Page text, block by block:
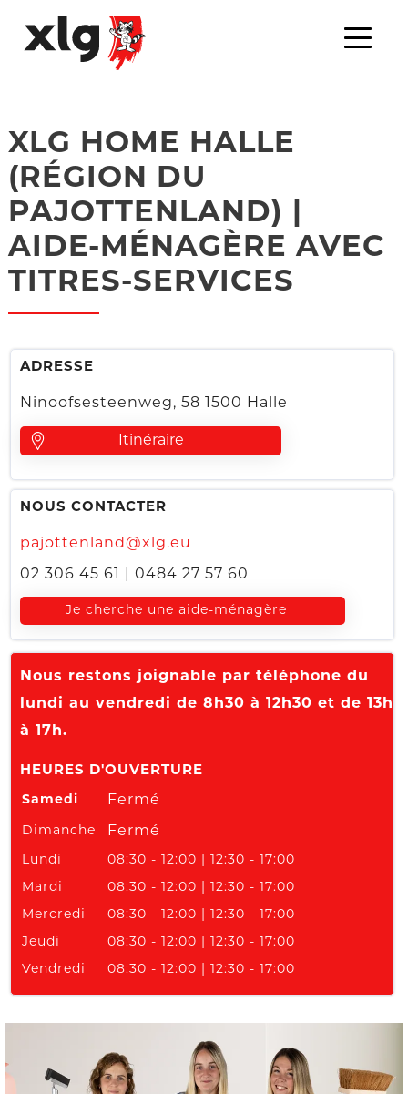
XLG HOME HALLE
(RÉGION DU
PAJOTTENLAND) |
AIDE-MÉNAGÈRE AVEC
TITRES-SERVICES
ADRESSE
Ninoofsesteenweg, 58 1500 Halle
Itinéraire
NOUS CONTACTER
pajottenland@xlg.eu
02 306 45 61 |0484 27 57 60
Je cherche une aide-ménagère
Nous restons joignable par téléphone du
lundi au vendredi de 8h30 à 12h30 et de 13h
à 17h.
HEURES D'OUVERTURE
Samedi Fermé
Dimanche Fermé
Lundi
08:30 - 12:00 | 12:30 - 17:00
Mardi
08:30 - 12:00 | 12:30 - 17:00
Mercredi
08:30 - 12:00 | 12:30 - 17:00
Jeudi
08:30 - 12:00 | 12:30 - 17:00
Vendredi
08:30 - 12:00 | 12:30 - 17:00